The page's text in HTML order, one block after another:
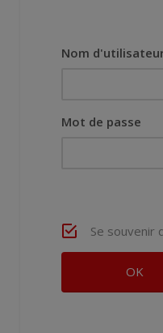
Nom
Mot de passe
Se souvenir